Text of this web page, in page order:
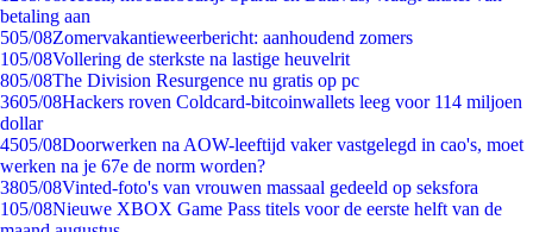
betaling aan
505/08Zomervakantieweerbericht: aanhoudend zomers
105/08Vollering de sterkste na lastige heuvelrit
805/08The Division Resurgence nu gratis op pc
3605/08Hackers roven Coldcard-bitcoinwallets leeg voor 114 miljoen
dollar
4505/08Doorwerken na AOW-leeftijd vaker vastgelegd in cao's, moet
werken na je 67e de norm worden?
3805/08Vinted-foto's van vrouwen massaal gedeeld op seksfora
105/08Nieuwe XBOX Game Pass titels voor de eerste helft van de